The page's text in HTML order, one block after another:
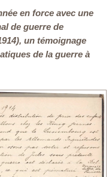
en force avec une
de guerre de
, un témoignage
de la guerre à